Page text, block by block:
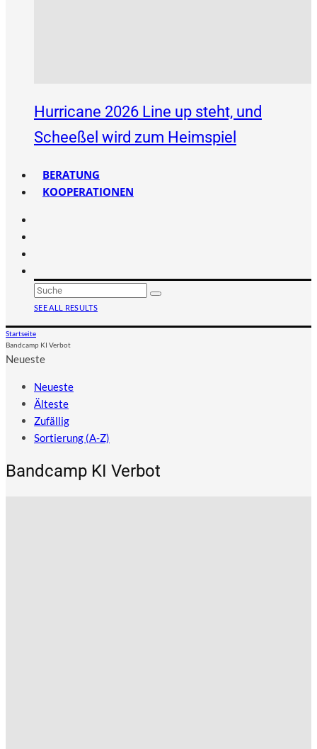
Hurricane 2026 Line up steht, und
Scheeßel wird zum Heimspiel
BERATUNG
KOOPERATIONEN
SEE ALL RESULTS
Startseite
Bandcamp KI Verbot
Neueste
Neueste
Älteste
Zufällig
Sortierung (A-Z)
Bandcamp KI Verbot